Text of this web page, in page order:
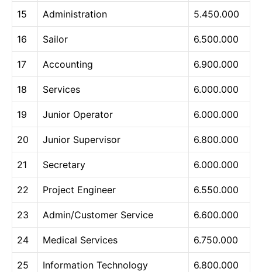
15 Administration 5.450.000
16 Sailor 6.500.000
17 Accounting 6.900.000
18 Services 6.000.000
19 Junior Operator 6.000.000
20 Junior Supervisor 6.800.000
21 Secretary 6.000.000
22 Project Engineer 6.550.000
23 Admin/Customer Service 6.600.000
24 Medical Services 6.750.000
25 Information Technology 6.800.000